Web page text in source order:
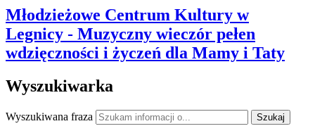
Młodzieżowe Centrum Kultury w
Legnicy - Muzyczny wieczór pełen
wdzięczności i życzeń dla Mamy i Taty
Wyszukiwarka
Wyszukiwana fraza Szukaj